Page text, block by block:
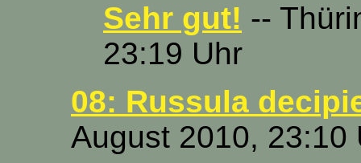
Sehr gut! --
23:19 Uhr
08: Russula
August 2010, 23:10